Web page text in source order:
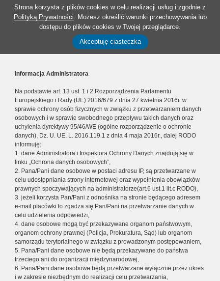
Strona korzysta z plików cookies w celu realizacji usług i zgodnie z
Polityką Prywatności. Możesz określić warunki przechowywania lub
dostępu do plików cookies w Twojej przeglądarce.
Akceptuję ciasteczka
Informacja Administratora
Na podstawie art. 13 ust. 1 i 2 Rozporządzenia Parlamentu
Europejskiego i Rady (UE) 2016/679 z dnia 27 kwietnia 2016r. w
sprawie ochrony osób fizycznych w związku z przetwarzaniem danych
osobowych i w sprawie swobodnego przepływu takich danych oraz
uchylenia dyrektywy 95/46/WE (ogólne rozporządzenie o ochronie
danych), Dz. U. UE. L. 2016.119.1 z dnia 4 maja 2016r., dalej RODO
informuję:
1. dane Administratora i Inspektora Ochrony Danych znajdują się w
linku „Ochrona danych osobowych”,
2. Pana/Pani dane osobowe w postaci adresu IP, są przetwarzane w
celu udostępniania strony internetowej oraz wypełnienia obowiązków
prawnych spoczywających na administratorze(art.6 ust.1 lit.c RODO),
3. jeżeli korzysta Pan/Pani z odnośnika na stronie będącego adresem
e-mail placówki to zgadza się Pan/Pani na przetwarzanie danych w
celu udzielenia odpowiedzi,
4. dane osobowe mogą być przekazywane organom państwowym,
organom ochrony prawnej (Policja, Prokuratura, Sąd) lub organom
samorządu terytorialnego w związku z prowadzonym postępowaniem,
5. Pana/Pani dane osobowe nie będą przekazywane do państwa
trzeciego ani do organizacji międzynarodowej,
6. Pana/Pani dane osobowe będą przetwarzane wyłącznie przez okres
i w zakresie niezbędnym do realizacji celu przetwarzania,